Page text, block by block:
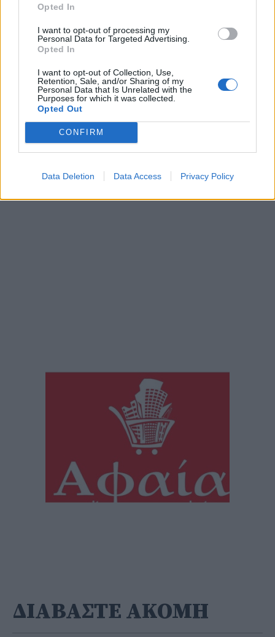
Opted In
I want to opt-out of processing my
Personal Data for Targeted Advertising.
Opted In
I want to opt-out of Collection, Use,
Retention, Sale, and/or Sharing of my
Personal Data that Is Unrelated with the
Purposes for which it was collected.
Opted Out
CONFIRM
Data Deletion Data Access Privacy Policy
ΔΙΑΒΑΣΤΕ ΑΚΟΜΗ